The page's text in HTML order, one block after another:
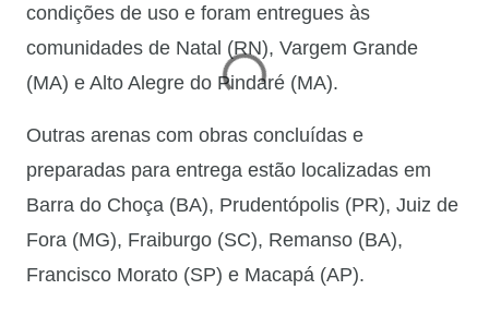
condições de uso e foram entregues às
comunidades de Natal (RN), Vargem Grande
(MA) e Alto Alegre do Pindaré (MA).
Outras arenas com obras concluídas e
preparadas para entrega estão localizadas em
Barra do Choça (BA), Prudentópolis (PR), Juiz de
Fora (MG), Fraiburgo (SC), Remanso (BA),
Francisco Morato (SP) e Macapá (AP).